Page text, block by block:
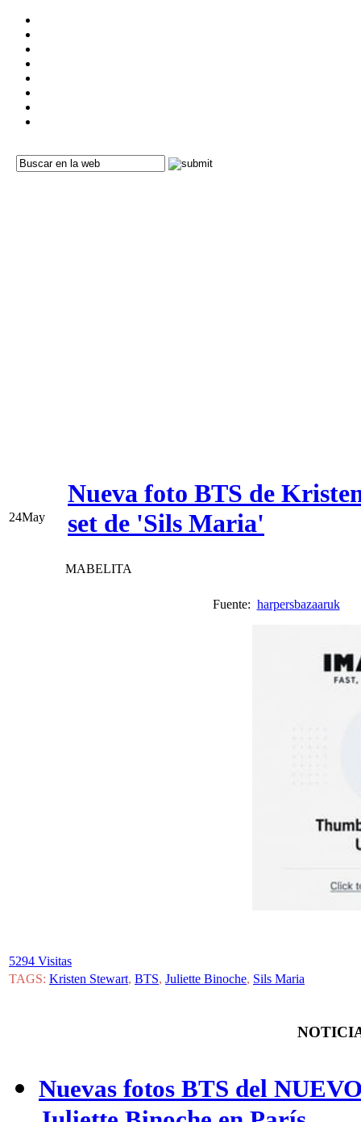
24May
Nueva foto BTS de
set de 'Sils Maria'
MABELITA
Fuente: harpersbazaaruk
5294 Visitas
TAGS: Kristen Stewart, BTS, Juliette Binoche, Sils Maria
Nuevas fotos BTS del